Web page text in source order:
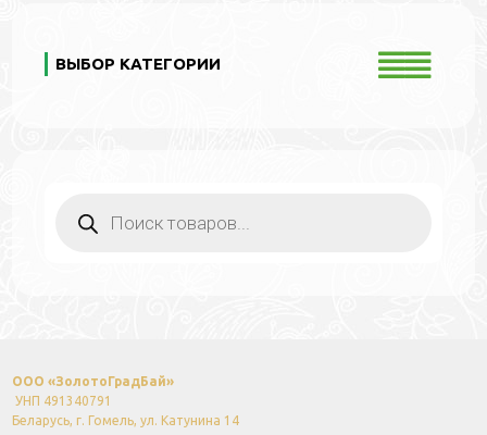
ВЫБОР КАТЕГОРИИ
ООО «ЗолотоГрадБай»
УНП 491340791
Беларусь, г. Гомель, ул. Катунина 14